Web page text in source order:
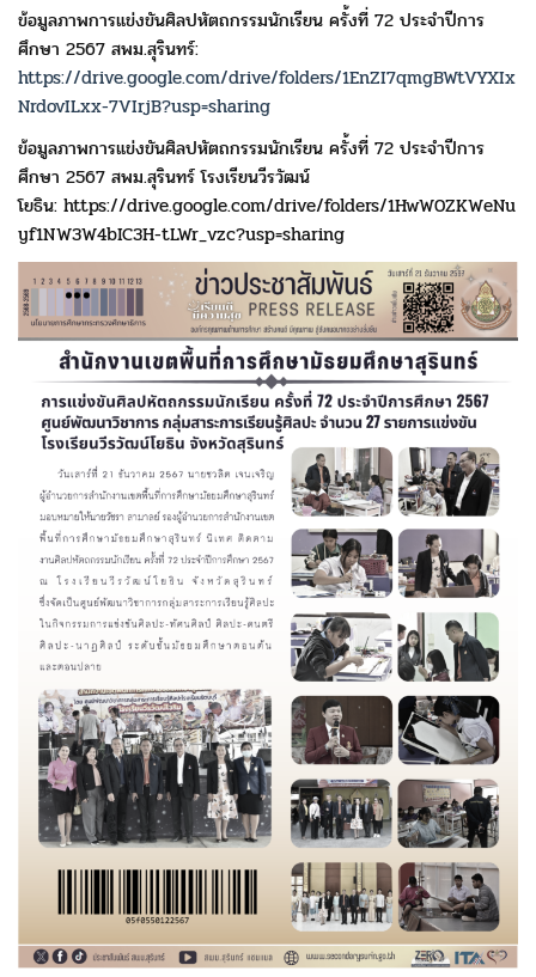
ข้อมูลภาพการแข่งขันศิลปหัตถกรรมนักเรียน ครั้งที่ 72 ประจำปีการ
ศึกษา 2567 สพม.สุรินทร์:
https://drive.google.com/drive/folders/1EnZI7qmgBWtVYXIx
NrdovILxx-7VIrjB?usp=sharing
ข้อมูลภาพการแข่งขันศิลปหัตถกรรมนักเรียน ครั้งที่ 72 ประจำปีการ
ศึกษา 2567 สพม.สุรินทร์ โรงเรียนวีรวัฒน์
โยธิน: https://drive.google.com/drive/folders/1HwW0ZKWeNu
yf1NW3W4bIC3H-tLWr_vzc?usp=sharing